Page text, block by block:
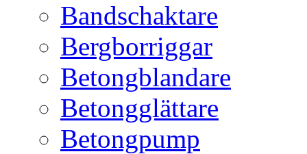
Bandschaktare
Bergborriggar
Betongblandare
Betongglättare
Betongpump